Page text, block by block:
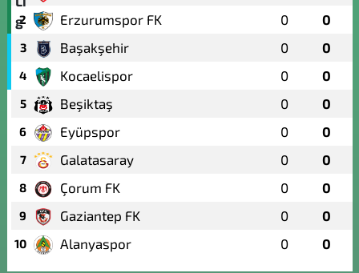
2 Erzurumspor FK 0 0
3 Başakşehir 0 0
4 Kocaelispor 0 0
5 Beşiktaş 0 0
6 Eyüpspor 0 0
7 Galatasaray 0 0
8 Çorum FK 0 0
9 Gaziantep FK 0 0
10 Alanyaspor 0 0